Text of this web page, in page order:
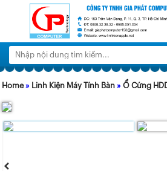
Tìm
kiếm:
Home» Linh Kiện Máy Tính Bàn » Ổ Cứng